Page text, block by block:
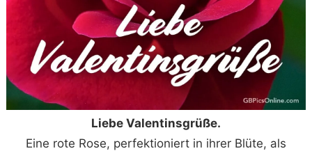
Liebe Valentinsgrüße.
Eine rote Rose, perfektioniert in ihrer Blüte, als